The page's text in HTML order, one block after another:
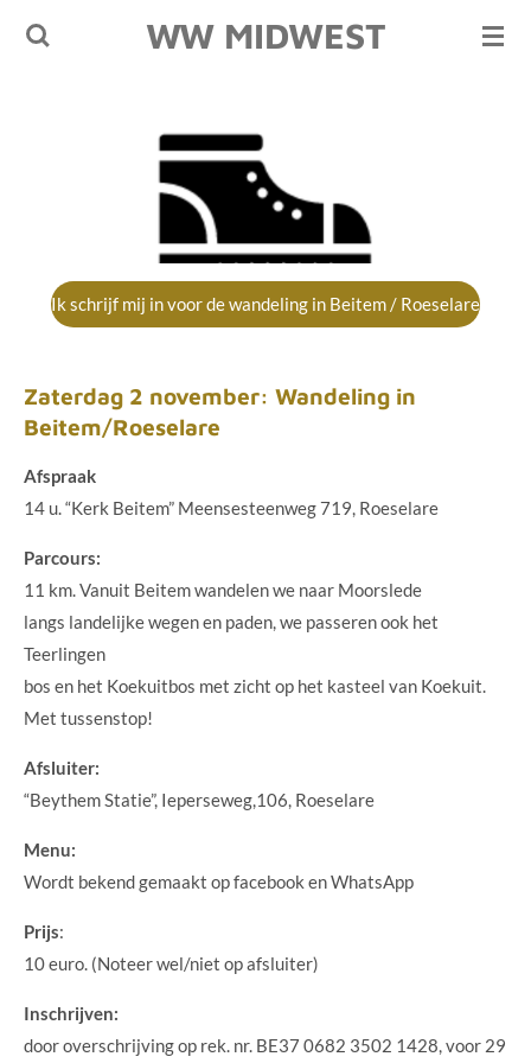
Ga
WW MIDWEST
Ik schrijf mij in voor de wandeling in Beitem / Roeselare
Zaterdag 2 november: Wandeling in
Beitem/Roeselare
Afspraak
14 u. “Kerk Beitem” Meensesteenweg 719, Roeselare
Parcours:
11 km. Vanuit Beitem wandelen we naar Moorslede
langs landelijke wegen en paden, we passeren ook het
Teerlingen
bos en het Koekuitbos met zicht op het kasteel van Koekuit.
Met tussenstop!
Afsluiter:
“Beythem Statie”, Ieperseweg,106, Roeselare
Menu:
Wordt bekend gemaakt op facebook en WhatsApp
Prijs:
10 euro. (Noteer wel/niet op afsluiter)
Inschrijven:
door overschrijving op rek. nr. BE37 0682 3502 1428, voor 29